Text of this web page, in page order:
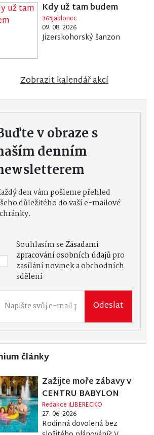
Kdy už tam budem
365Jablonec
09. 08. 2026
Jizerskohorský šanzon
Zobrazit kalendář akcí
v obraze s
denním
den vám pošleme přehled
důležitého do vaší e-mailové
Souhlasím seZásadami
zpracování osobních údajůpro
zasílání novinek a obchodních
sdělení
Odeslat
články
Zažijte moře zábavy v
CENTRU BABYLON
Redakce iLIBERECKO
27. 06. 2026
Rodinná dovolená bez